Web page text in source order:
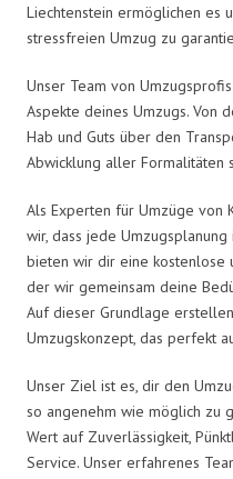
Liechtenstein ermöglichen es
stressfreien Umzug zu
Unser Team von
Aspekte deines Umzugs. Von
Hab und Guts über den
Abwicklung aller Formalitäten
Als Experten für Umzüge von
wir, dass jede
bieten wir dir eine kostenlose
der wir gemeinsam deine
Auf dieser Grundlage
Umzugskonzept, das perfekt
Unser Ziel ist es, dir den
so angenehm wie möglich zu
Wert auf Zuverlässigkeit,
Service. Unser erfahrenes